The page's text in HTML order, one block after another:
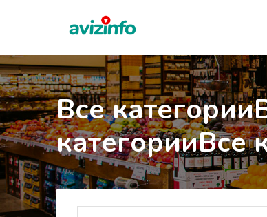
Все категории
категорииВсе